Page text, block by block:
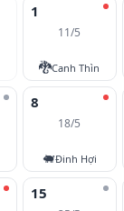
1
11/5
🐉Canh Thìn
8
18/5
🐖Đinh Hợi
15